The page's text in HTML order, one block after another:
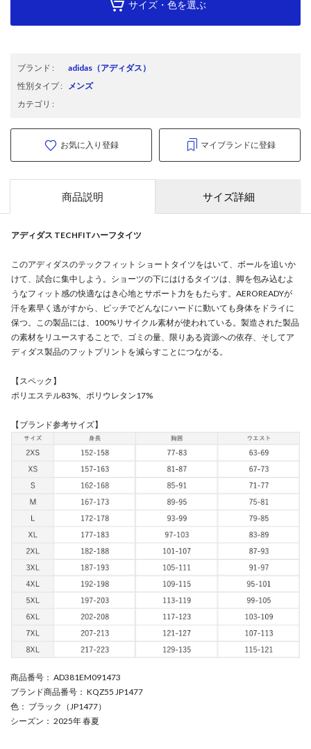
サイズ・色を選ぶ
ブランド : adidas （アディダス）
性別タイプ:
メンズ
カテゴリ :
お気に入り登録 マイブランドに登録
商品説明 サイズ詳細
アディダス TECHFITハーフタイツ
このアディダスのテックフィット ショートタイツをはいて、ボールを追いか
けて、試合に集中しよう。ショーツの下にはけるタイツは、脚を包み込むよ
うなフィット感の快適なはき心地とサポート力をもたらす。AEROREADYが
汗を素早く逃がすから、ピッチでどんなにハードに動いても身体をドライに
保つ。この製品には、100%リサイクル素材が使われている。製造された製品
の素材をリユースすることで、ゴミの量、限りある資源への依存、そしてア
ディダス製品のフットプリントを減らすことにつながる。
【スペック】
ポリエステル83%、ポリウレタン17%
【ブランド参考サイズ】
商品番号 ： AD381EM091473
ブランド商品番号 ： KQZ55 JP1477
色 ： ブラック（JP1477）
シーズン ： 2025年 春夏